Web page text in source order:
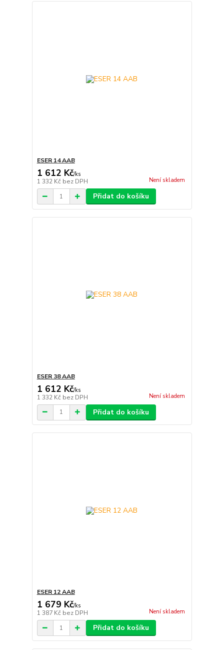
ESER 14 AAB
1 612 Kč/ks
1 332 Kč bez DPH Není skladem
Přidat do košíku
ESER 38 AAB
1 612 Kč/ks
1 332 Kč bez DPH Není skladem
Přidat do košíku
ESER 12 AAB
1 679 Kč/ks
1 387 Kč bez DPH Není skladem
Přidat do košíku